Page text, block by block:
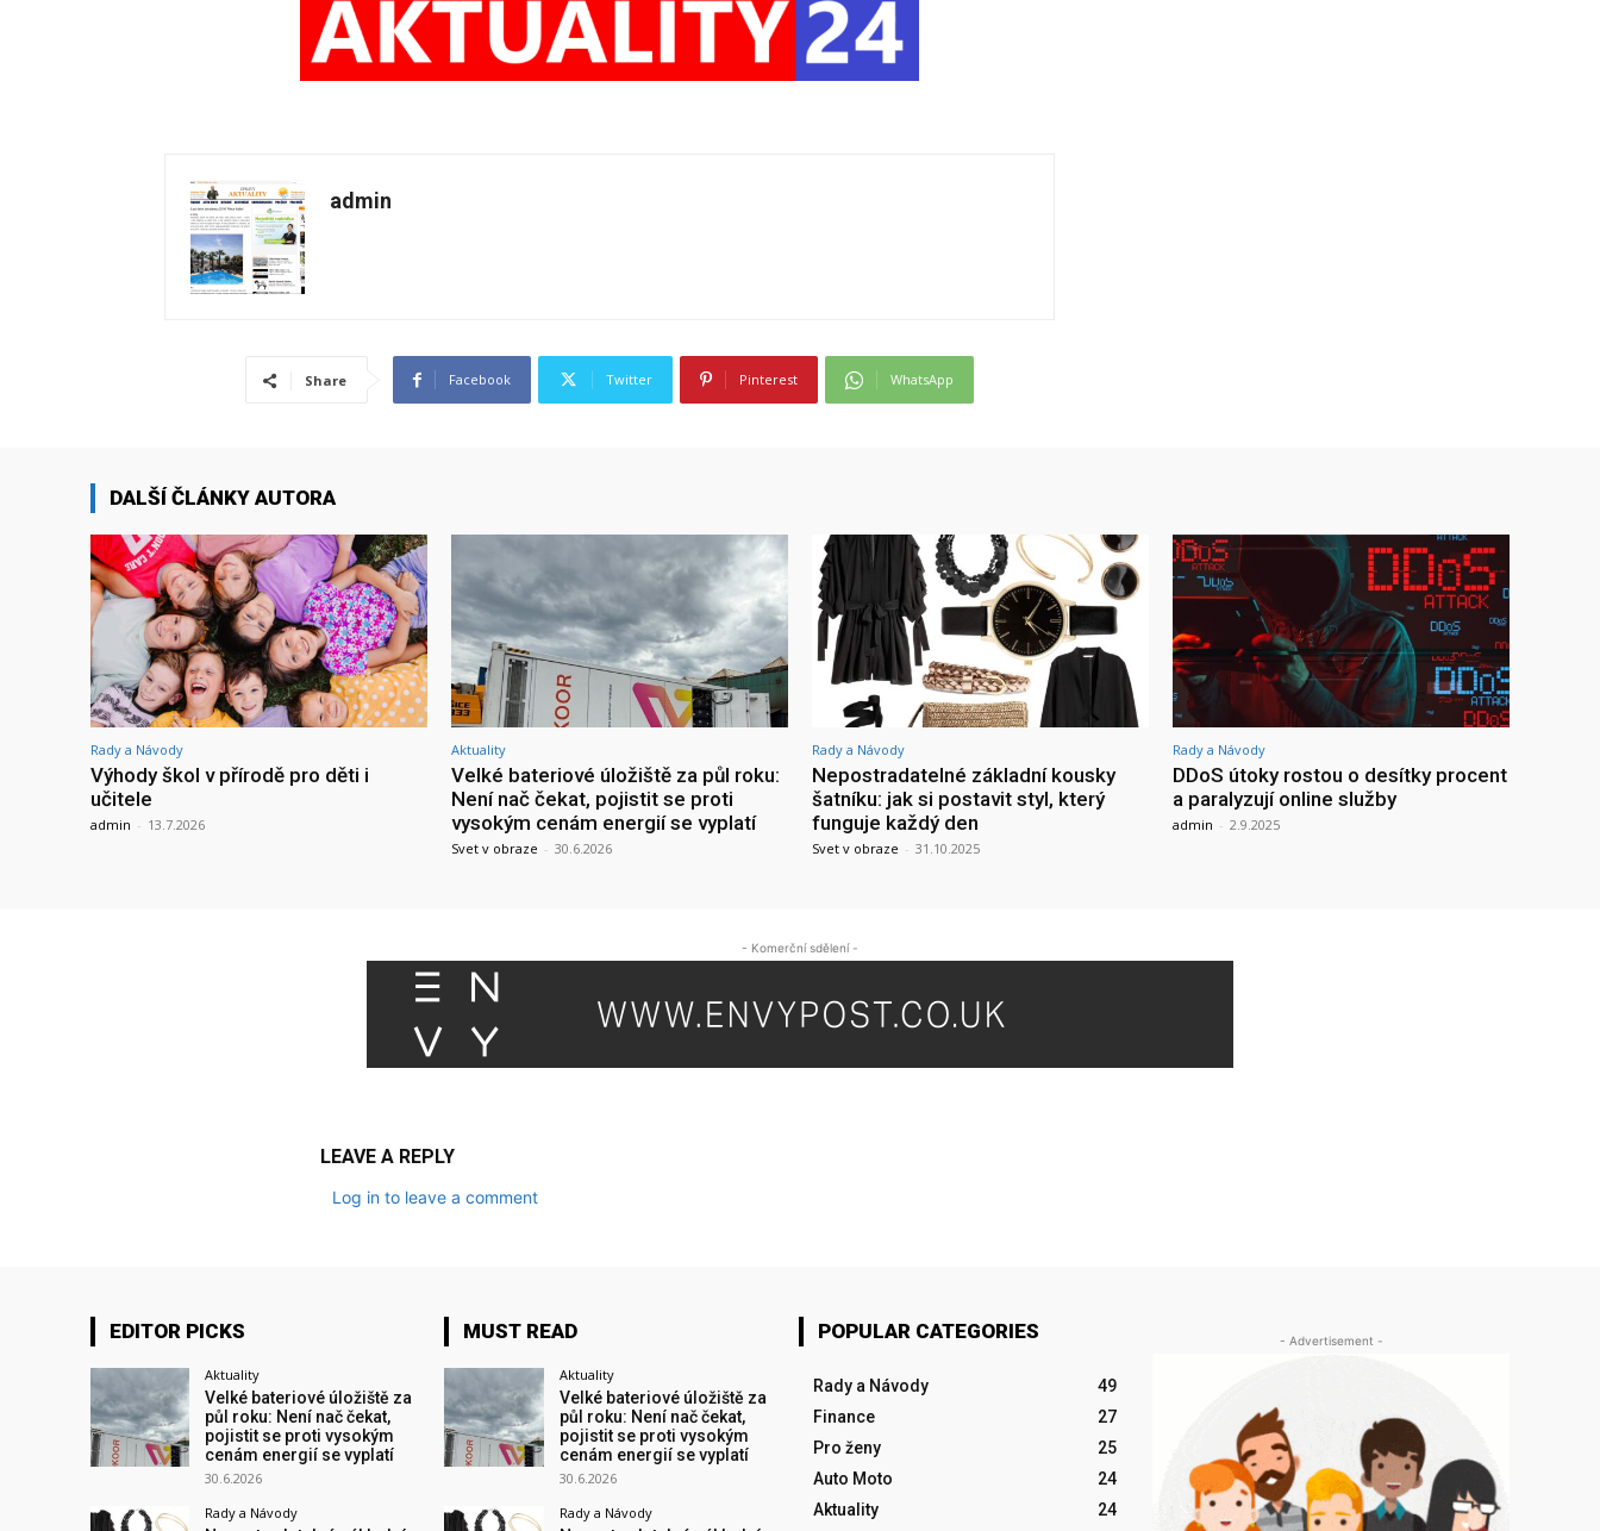
admin
Share Facebook Twitter Pinterest WhatsApp
DALŠÍ ČLÁNKY AUTORA
Rady a Návody
Výhody škol v přírodě pro děti i
učitele
admin - 13.7.2026
Aktuality
Velké bateriové úložiště za půl roku:
Není nač čekat, pojistit se proti
vysokým cenám energií se vyplatí
Svet v obraze - 30.6.2026
Rady a Návody
Nepostradatelné základní kousky
šatníku: jak si postavit styl, který
funguje každý den
Svet v obraze - 31.10.2025
Rady a Návody
DDoS útoky rostou o desítky procent
a paralyzují online služby
admin - 2.9.2025
- Komerční sdělení -
LEAVE A REPLY
Log in to leave a comment
EDITOR PICKS
Aktuality
Velké bateriové úložiště za
půl roku: Není nač čekat,
pojistit se proti vysokým
cenám energií se vyplatí
30.6.2026
Rady a Návody
MUST READ
Aktuality
Velké bateriové úložiště za
půl roku: Není nač čekat,
pojistit se proti vysokým
cenám energií se vyplatí
30.6.2026
Rady a Návody
POPULAR CATEGORIES
Rady a Návody
49
Finance
27
Pro ženy
25
Auto Moto
24
Aktuality
24
- Advertisement -